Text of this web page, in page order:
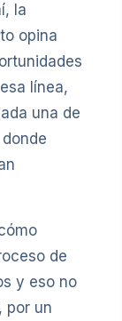
la
opina
línea,
una de
de
y eso no
por un